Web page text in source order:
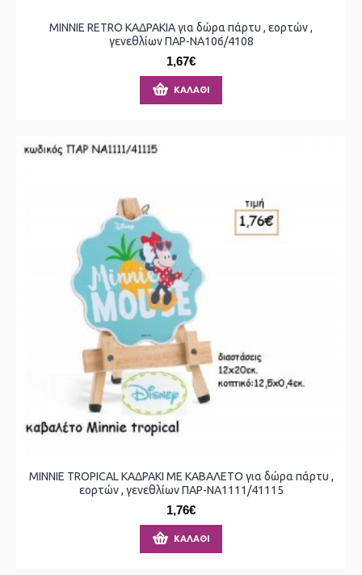
MINNIE RETRO ΚΑΔΡΑΚΙΑ για δώρα πάρτυ , εορτών ,
γενεθλίων ΠΑΡ-ΝΑ106/4108
1,67€
ΚΑΛΆΘΙ
MINNIE TROPICAL ΚΑΔΡΑΚΙ ΜΕ ΚΑΒΑΛΕΤΟ για δώρα πάρτυ ,
εορτών , γενεθλίων ΠΑΡ-ΝΑ1111/41115
1,76€
ΚΑΛΆΘΙ